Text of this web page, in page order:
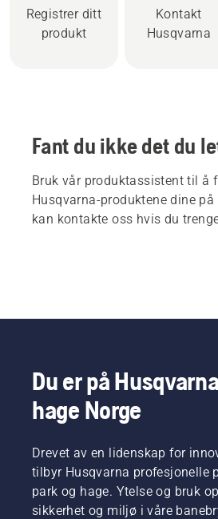
Registrer ditt
produkt
Kontakt
Husqvarna
Fant du ikke det du
Bruk vår produktassistent til å
Husqvarna-produktene dine på
kan kontakte oss hvis du
Du er på
hage Norge
Drevet av en lidenskap for
tilbyr Husqvarna profesjonelle
park og hage. Ytelse og bruk
sikkerhet og miljø i våre